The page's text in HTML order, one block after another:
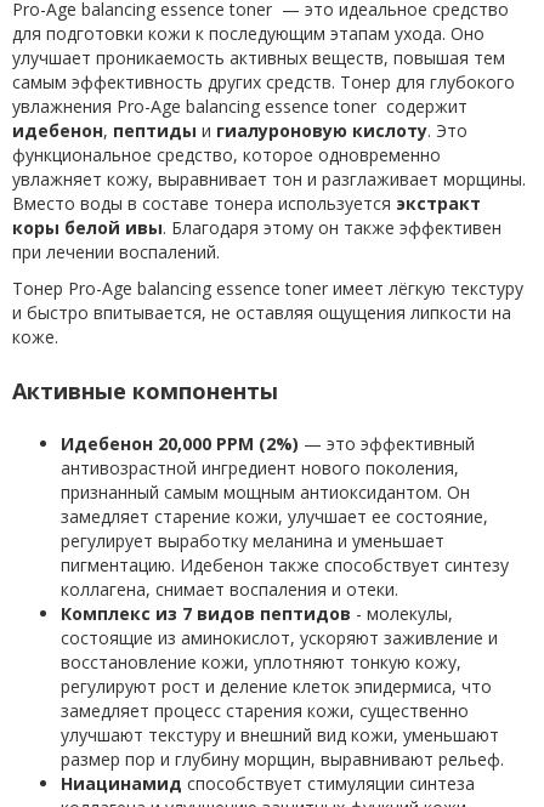
Pro-Age balancing essence toner — это идеальное средство
для подготовки кожи к последующим этапам ухода. Оно
улучшает проникаемость активных веществ, повышая тем
самым эффективность других средств. Тонер для глубокого
увлажнения Pro-Age balancing essence toner содержит
идебенон, пептиды и гиалуроновую кислоту. Это
функциональное средство, которое одновременно
увлажняет кожу, выравнивает тон и разглаживает морщины.
Вместо воды в составе тонера используется экстракт
коры белой ивы. Благодаря этому он также эффективен
при лечении воспалений.
Тонер Pro-Age balancing essence toner имеет лёгкую текстуру
и быстро впитывается, не оставляя ощущения липкости на
коже.
Активные компоненты
Идебенон 20,000 PPM (2%) — это эффективный
антивозрастной ингредиент нового поколения,
признанный самым мощным антиоксидантом. Он
замедляет старение кожи, улучшает ее состояние,
регулирует выработку меланина и уменьшает
пигментацию. Идебенон также способствует синтезу
коллагена, снимает воспаления и отеки.
Комплекс из 7 видов пептидов - молекулы,
состоящие из аминокислот, ускоряют заживление и
восстановление кожи, уплотняют тонкую кожу,
регулируют рост и деление клеток эпидермиса, что
замедляет процесс старения кожи, существенно
улучшают текстуру и внешний вид кожи, уменьшают
размер пор и глубину морщин, выравнивают рельеф.
Ниацинамид способствует стимуляции синтеза